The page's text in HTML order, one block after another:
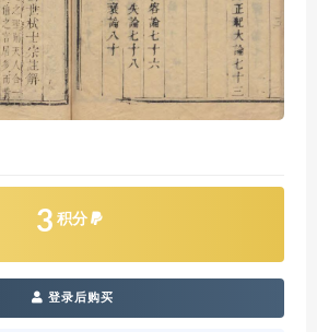
3 积分
登录后购买